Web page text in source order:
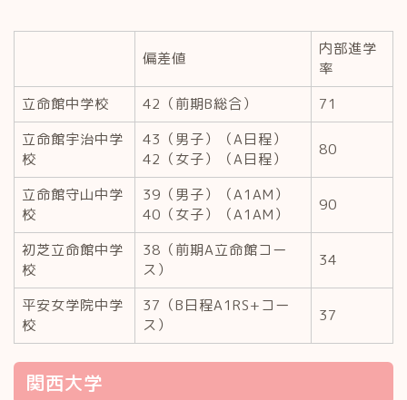
偏差値
内部進学
率
立命館中学校
42（前期B総合）
71
立命館宇治中学
校
43（男子）（A日程）
42（女子）（A日程）
80
立命館守山中学
校
39（男子）（A1AM）
40（女子）（A1AM）
90
初芝立命館中学
校
38（前期A立命館コー
ス）
34
平安女学院中学
校
37（B日程A1RS+コー
ス）
37
関西大学